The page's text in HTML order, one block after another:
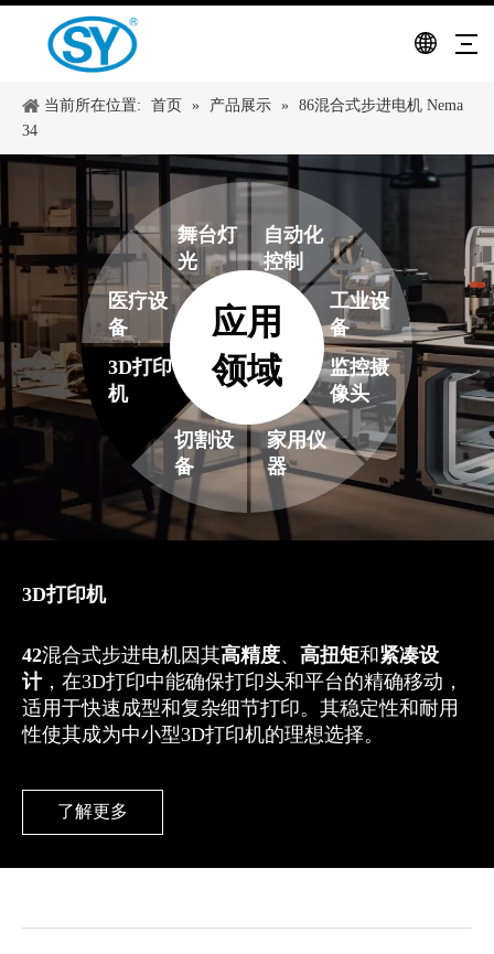
当前所在位置: 首页 » 产品展示 » 86混合式步进电机 Nema
34
应用
领域
3D打印
机
医疗设
备
舞台灯
光
自动化
控制
工业设
备
监控摄
像头
家用仪
器
切割设
备
3D打印机
42混合式步进电机因其高精度、 高扭矩和紧凑设
计，在3D打印中能确保打印头和平台的精确移动，
适用于快速成型和复杂细节打印。其稳定性和耐用
性使其成为中小型3D打印机的理想选择。
了解更多